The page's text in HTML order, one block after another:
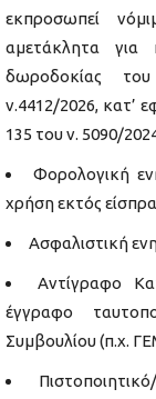
εκπροσωπεί
αμετάκλητα για
δωροδοκίας
ν.4412/2026, κατ’
135 του ν. 5090/
Φορολογική
χρήση εκτός
Ασφαλιστική
Αντίγραφο
έγγραφο
Συμβουλίου (π.χ.